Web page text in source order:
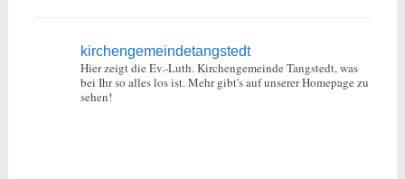
kirchengemeindetangstedt
Hier zeigt die Ev.-Luth. Kirchengemeinde Tangstedt, was
bei Ihr so alles los ist.Mehr gibt's auf unserer Homepage zu
sehen!